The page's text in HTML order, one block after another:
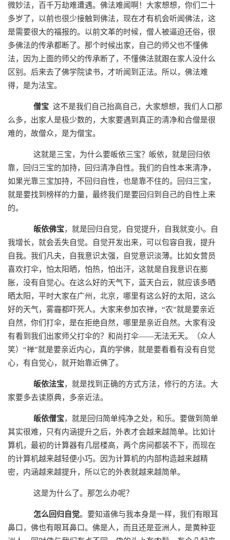
微妙法，百千万劫难遭遇。佛法难闻啊！大家想想，你们二十
多岁了，以前也很少接触到佛法，现在才有机会听闻佛法，这
是需要很大的福报的。以前文革的时候，僧人被逼迫还俗，很
多佛法的传承都断了。那个时候出家，自己的师父也不懂佛
法，因为上面的师父的传承断了，不懂佛法就跟在家人没什么
区别。后来去了佛学院读书，才听闻到正法。所以，佛法难
得，是为法宝。
僧宝 这不是我们自己抬高自己，大家想想，我们人口那
么多，出家人是极少数的，大家要遇到真正的清净和合僧是很
难的，故僧众，是为僧宝。
这就是三宝，为什么要皈依三宝？皈依，就是回归依
靠，回归三宝的加持，回归清净自性。我们的自性本来清净，
如果光靠三宝加持，不回归自性，也是靠不住的。回归三宝，
就是要找到榜样的力量，最终我们是要回归到自己的自性上来
的。
皈依佛宝，就是回归自觉，自觉提升，自我就变小。自
我增长，就会丢失自觉。自觉开发出来，可以包容自我，提升
自我。我们凡夫，自我意识太强，自觉意识淡薄。比如女营员
喜欢打伞，怕太阳晒，怕热，怕出汗，这就是自我意识在膨
胀，没有自觉心。在这么好的天气下，蓝天白云，就应该多晒
晒太阳，平时大家在广州，北京，哪里有这么好的太阳，这么
好的天气，雾霾都吓死人。大家来参加农禅，“农”就是要亲近
自然，你们打伞，是在拒绝自然，哪里是亲近自然。大家有没
有看到我们出家师父打伞的？和尚打伞——无法无天。（众人
笑）“禅”就是要亲近内心，真的学佛，就是要看看有没有自觉
心，有自觉心，就开始靠近佛了。
皈依法宝，就是找到正确的方式方法，修行的方法。大
家要多去读原典，多亲近法。
皈依僧宝，就是回归简单纯净之处，和乐。要做到简单
其实很难，只有内涵提升之后，外表才会越来越简单。比如计
算机，最初的计算器有几层楼高，两个房间都装不下，而现在
的计算机越来越轻便小巧。因为计算机的内部构造越来越精
密，内涵越来越提升，所以它的外表就越来越简单。
这是为什么了。那怎么办呢？
怎么回归自觉。要知道佛与我本身是一样，我们有眼耳
鼻口，佛也有眼耳鼻口。佛是人，而且还是亚洲人，是黄种亚